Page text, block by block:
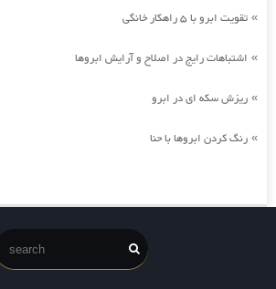
» تقویت ابرو با 5 راهکار خانگی
» اشتباهات رایج در اصلاح و آرایش ابروها
» ریزش سکه ای در ابرو
» رنگ کردن ابروها با حنا